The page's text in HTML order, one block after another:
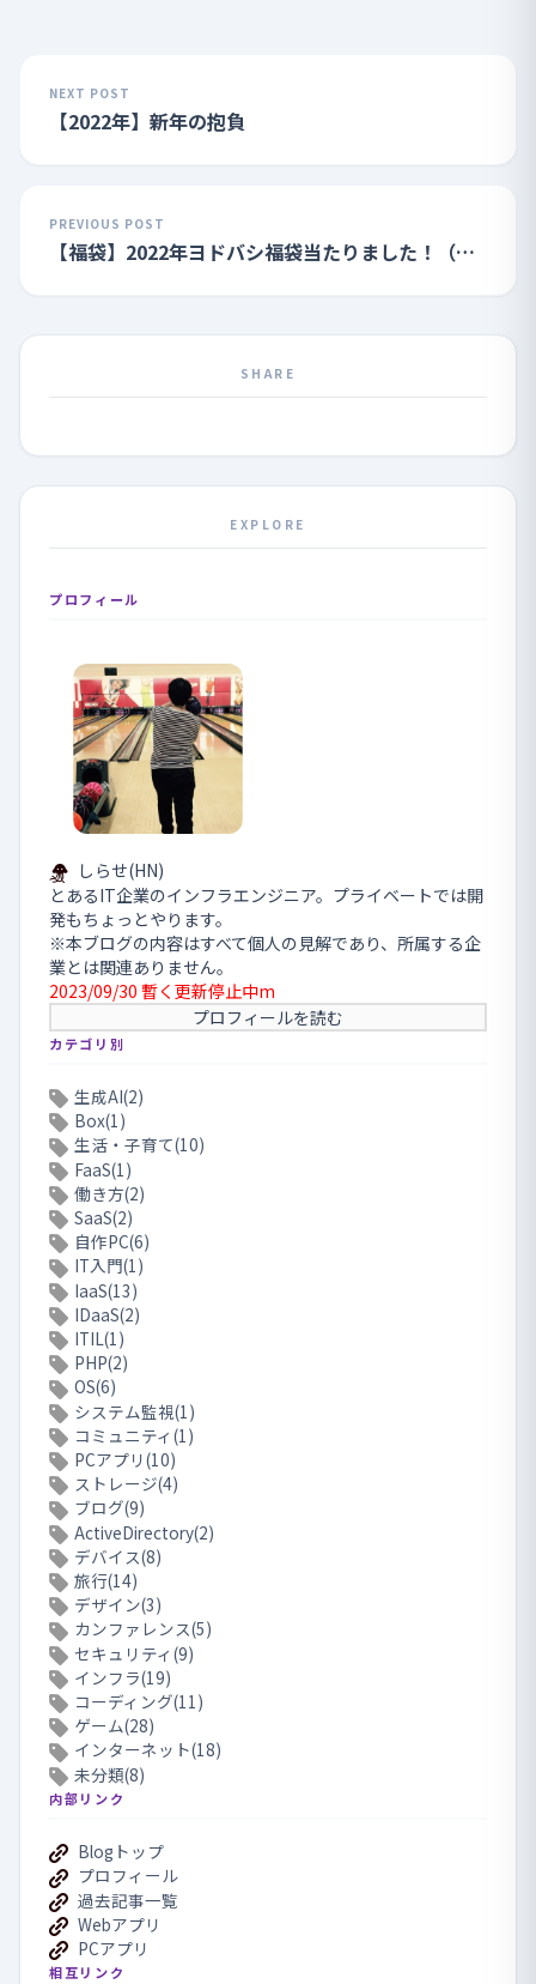
NEXT POST
【2022年】新年の抱負
PREVIOUS POST
【福袋】2022年ヨドバシ福袋当たりました！（ゲ
SHARE
EXPLORE
プロフィール
しらせ(HN)
とあるIT企業のインフラエンジニア。プライベートでは開
発もちょっとやります。
※本ブログの内容はすべて個人の見解であり、所属する企
業とは関連ありません。
2023/09/30 暫く更新停止中m
プロフィールを読む
カテゴリ別
生成AI(2)
Box(1)
生活・子育て(10)
FaaS(1)
働き方(2)
SaaS(2)
自作PC(6)
IT入門(1)
IaaS(13)
IDaaS(2)
ITIL(1)
PHP(2)
OS(6)
システム監視(1)
コミュニティ(1)
PCアプリ(10)
ストレージ(4)
ブログ(9)
ActiveDirectory(2)
デバイス(8)
旅行(14)
デザイン(3)
カンファレンス(5)
セキュリティ(9)
インフラ(19)
コーディング(11)
ゲーム(28)
インターネット(18)
未分類(8)
内部リンク
Blogトップ
プロフィール
過去記事一覧
Webアプリ
PCアプリ
相互リンク